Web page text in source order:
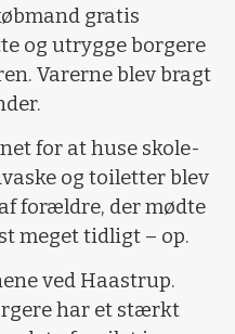
gratis
og utrygge borgere
Varerne blev bragt
for at huse skole-
og toiletter blev
forældre, der mødte
meget tidligt – op.
ved Haastrup.
har et stærkt